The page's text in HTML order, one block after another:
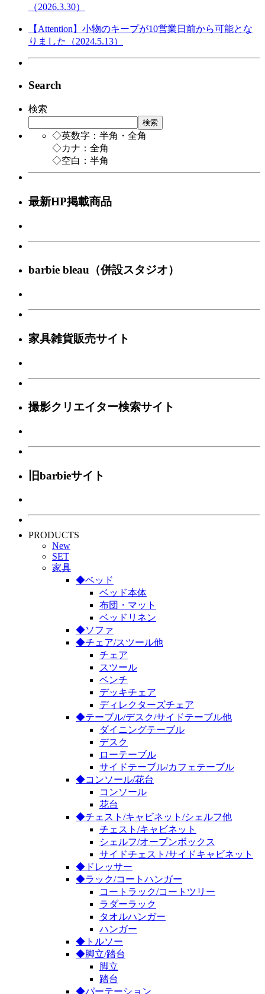
（2026.3.30）
【Attention】小物のキープが10営業日前から可能とな
りました（2024.5.13）
Search
検索
検索
◇英数字：半角・全角
◇カナ：全角
◇空白：半角
最新HP掲載商品
barbie bleau（併設スタジオ）
家具雑貨販売サイト
撮影クリエイター検索サイト
旧barbieサイト
PRODUCTS
New
SET
家具
◆ベッド
ベッド本体
布団・マット
ベッドリネン
◆ソファ
◆チェア/スツール他
チェア
スツール
ベンチ
デッキチェア
ディレクターズチェア
◆テーブル/デスク/サイドテーブル他
ダイニングテーブル
デスク
ローテーブル
サイドテーブル/カフェテーブル
◆コンソール/花台
コンソール
花台
◆チェスト/キャビネット/シェルフ他
チェスト/キャビネット
シェルフ/オープンボックス
サイドチェスト/サイドキャビネット
◆ドレッサー
◆ラック/コートハンガー
コートラック/コートツリー
ラダーラック
タオルハンガー
ハンガー
◆トルソー
◆脚立/踏台
脚立
踏台
◆パーテーション